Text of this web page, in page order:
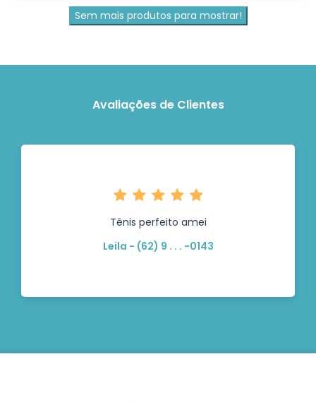
Sem mais produtos para mostrar!
Avaliações de Clientes
Tênis perfeito amei
Leila - (62) 9 . . . -0143